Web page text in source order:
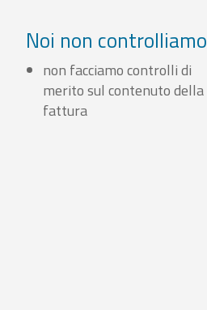
Noi non controlliamo
non facciamo controlli di
merito sul contenuto della
fattura